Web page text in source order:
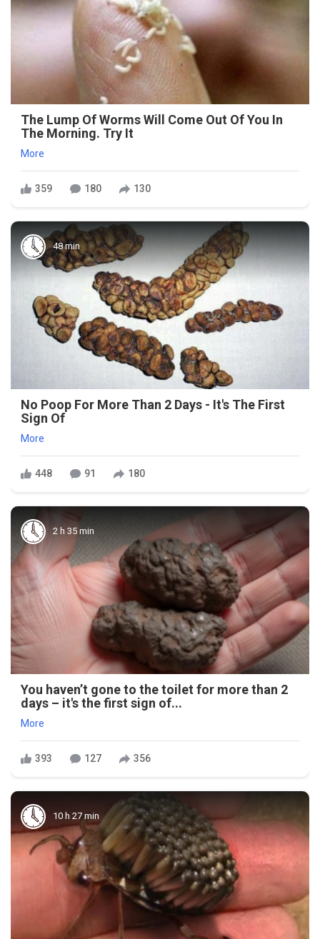
The Lump Of Worms Will Come Out Of You In
The Morning. Try It
More
359 180 130
48 min
No Poop For More Than 2 Days - It's The First
Sign Of
More
448 91 180
2 h 35 min
You haven’t gone to the toilet for more than 2
days – it's the first sign of...
More
393 127 356
10 h 27 min